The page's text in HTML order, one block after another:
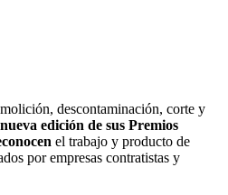
descontaminación, corte y
edición de sus Premios
el trabajo y producto de
por empresas contratistas y